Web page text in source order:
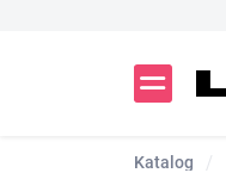
Katalog